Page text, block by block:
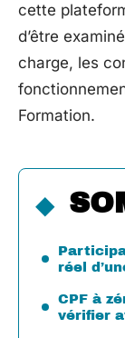
cette
d’être
charge, les
Formation.
réel
CPF à
vérifier